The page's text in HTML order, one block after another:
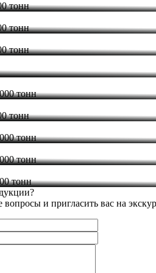
тонн
тонн
тонн
тонн
тонн
тонн
тонн
тонн
и пригласить вас на